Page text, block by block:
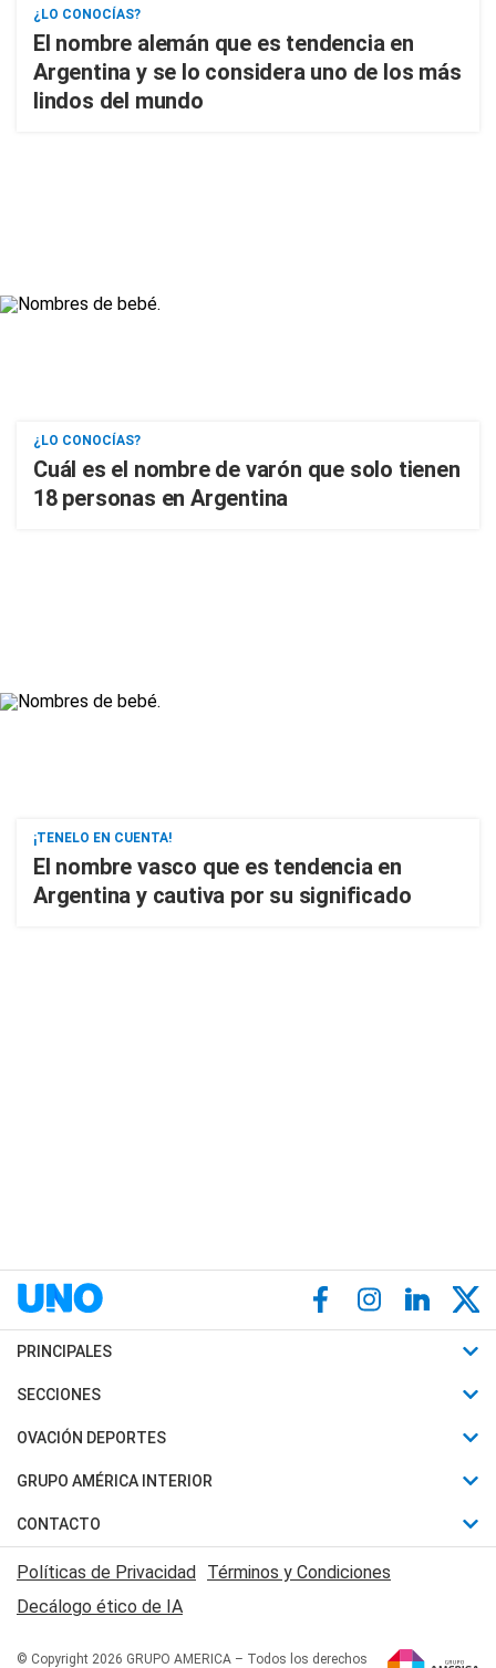
¿LO CONOCÍAS?
El nombre alemán que es tendencia en
Argentina y se lo considera uno de los más
lindos del mundo
¿LO CONOCÍAS?
Cuál es el nombre de varón que solo tienen
18 personas en Argentina
¡TENELO EN CUENTA!
El nombre vasco que es tendencia en
Argentina y cautiva por su significado
PRINCIPALES
Últimas Noticias
Política
Judiciales
Economia
SECCIONES
Horóscopo
Motores
Trucos caseros
Series y Películas
Edictos y Solicitadas
OVACIÓN DEPORTES
Fútbol
Mundial
Automovilismo
Rugby
Básquet
GRUPO AMÉRICA INTERIOR
Canal 7 en Vivo
San Juan 8
CONTACTO
Acerca de Nosotros
Contactanos
Políticas de Privacidad Términos y Condiciones
Decálogo ético de IA
© Copyright 2026 GRUPO AMERICA – Todos los derechos